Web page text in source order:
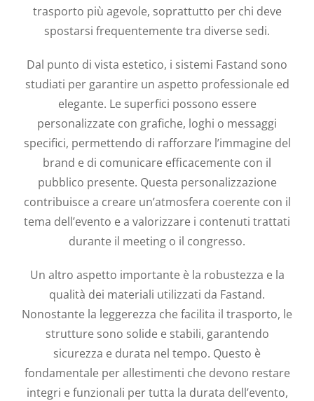
trasporto più agevole, soprattutto per chi deve
spostarsi frequentemente tra diverse sedi.
Dal punto di vista estetico, i sistemi Fastand sono
studiati per garantire un aspetto professionale ed
elegante. Le superfici possono essere
personalizzate con grafiche, loghi o messaggi
specifici, permettendo di rafforzare l’immagine del
brand e di comunicare efficacemente con il
pubblico presente. Questa personalizzazione
contribuisce a creare un’atmosfera coerente con il
tema dell’evento e a valorizzare i contenuti trattati
durante il meeting o il congresso.
Un altro aspetto importante è la robustezza e la
qualità dei materiali utilizzati da Fastand.
Nonostante la leggerezza che facilita il trasporto, le
strutture sono solide e stabili, garantendo
sicurezza e durata nel tempo. Questo è
fondamentale per allestimenti che devono restare
integri e funzionali per tutta la durata dell’evento,